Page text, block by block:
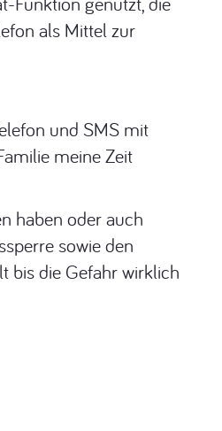
als Mittel zur
und SMS mit
meine Zeit
haben oder auch
sowie den
bis die Gefahr wirklich